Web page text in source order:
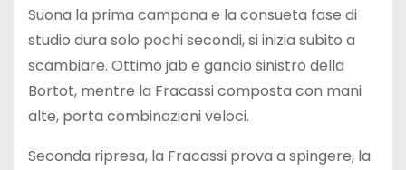
Suona la prima campana e la consueta fase di
studio dura solo pochi secondi, si inizia subito a
scambiare. Ottimo jab e gancio sinistro della
Bortot, mentre la Fracassi composta con mani
alte, porta combinazioni veloci.
Seconda ripresa, la Fracassi prova a spingere, la